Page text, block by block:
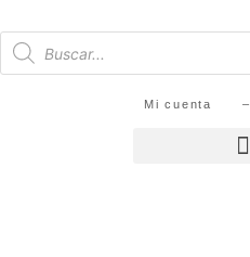
Mi cuenta –